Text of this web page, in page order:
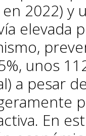
en 2022)
elevada
unos
a pesar
En